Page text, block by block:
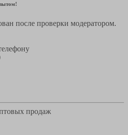
после проверки модератором.
продаж